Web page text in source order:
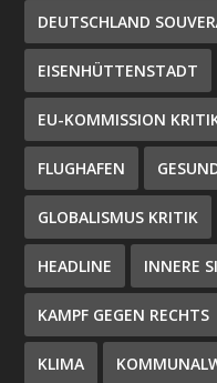
DEUTSCHLAND
EISENHÜTTENSTADT
EU-KOMMISSION
FLUGHAFEN
GLOBALISMUS KRITIK
HEADLINE INNERE
KAMPF GEGEN RECHTS
KLIMA